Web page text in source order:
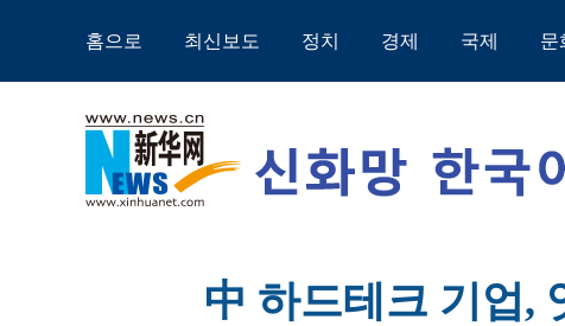
홈으로 최신보도 정치 경제 국제 문
中 하드테크 기업,